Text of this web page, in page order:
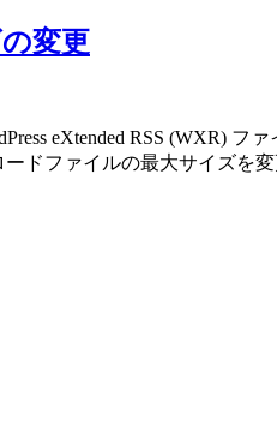
変更
eXtended RSS (WXR) フ
ファイルの最大サイズを変